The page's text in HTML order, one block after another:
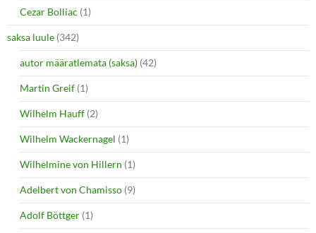
Cezar Bolliac (1)
saksa luule (342)
autor määratlemata (saksa) (42)
Martin Greif (1)
Wilhelm Hauff (2)
Wilhelm Wackernagel (1)
Wilhelmine von Hillern (1)
Adelbert von Chamisso (9)
Adolf Böttger (1)